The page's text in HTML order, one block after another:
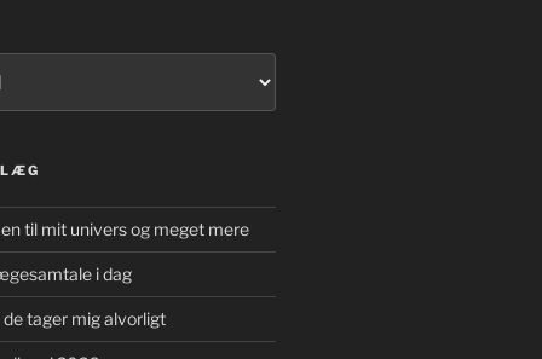
til mit univers og meget mere
i dag
tager mig alvorligt